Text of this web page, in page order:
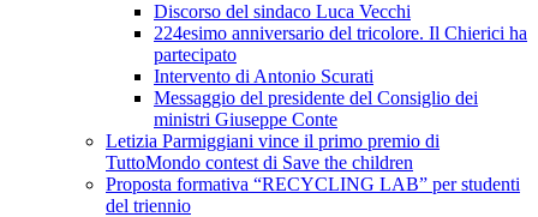
Discorso del sindaco Luca Vecchi
224esimo anniversario del tricolore. Il Chierici ha
partecipato
Intervento di Antonio Scurati
Messaggio del presidente del Consiglio dei
ministri Giuseppe Conte
Letizia Parmiggiani vince il primo premio di
TuttoMondo contest di Save the children
Proposta formativa “RECYCLING LAB” per studenti
del triennio